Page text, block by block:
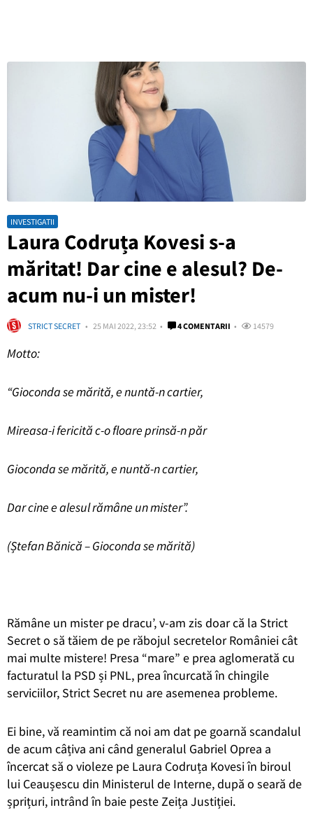
INVESTIGATII
Laura Codruța Kovesi s-a
măritat! Dar cine e alesul? De-
acum nu-i un mister!
STRICT SECRET 25 MAI 2022, 23:52 4 COMENTARII 14579
Motto:
“Gioconda se mărită, e nuntă-n cartier,
Mireasa-i fericită c-o floare prinsă-n păr
Gioconda se mărită, e nuntă-n cartier,
Dar cine e alesul rămâne un mister”.
(Ștefan Bănică – Gioconda se mărită)
Rămâne un mister pe dracu’, v-am zis doar că la Strict
Secret o să tăiem de pe răbojul secretelor României cât
mai multe mistere! Presa “mare” e prea aglomerată cu
facturatul la PSD și PNL, prea încurcată în chingile
serviciilor, Strict Secret nu are asemenea probleme.
Ei bine, vă reamintim că noi am dat pe goarnă scandalul
de acum câțiva ani când generalul Gabriel Oprea a
încercat să o violeze pe Laura Codruța Kovesi în biroul
lui Ceaușescu din Ministerul de Interne, după o seară de
șprițuri, intrând în baie peste Zeița Justiției.